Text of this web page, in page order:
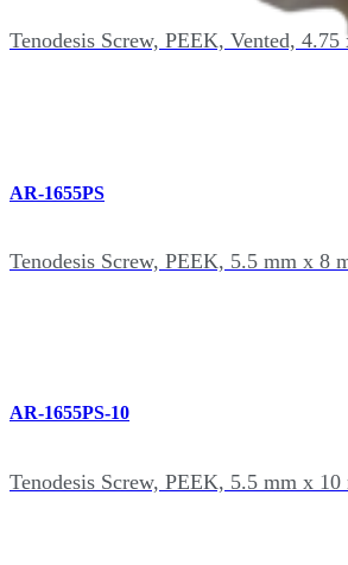
Tenodesis Screw, PEEK, Vented,
AR-1655PS
Tenodesis Screw, PEEK, 5.5 mm x 8
AR-1655PS-10
Tenodesis Screw, PEEK, 5.5 mm x 10